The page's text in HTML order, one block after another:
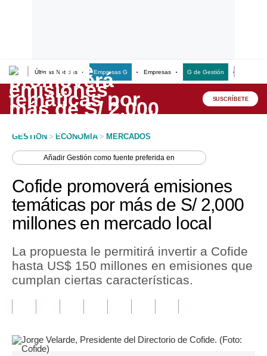
Últimas Noticias Empresas G Empresas G de Gestión
Lo último
Peru Quiosco
Economía
Mercados
Política
Tu Dinero
Finanzas Personales
Inmobiliarias
SUSCRÍBETE
GESTION > ECONOMIA > MERCADOS
AñadirGestión como fuente preferida en
Cofide promoverá emisiones
temáticas por más de S/ 2,000
millones en mercado local
La propuesta le permitirá invertir a Cofide
hasta US$ 150 millones en emisiones que
cumplan ciertas características.